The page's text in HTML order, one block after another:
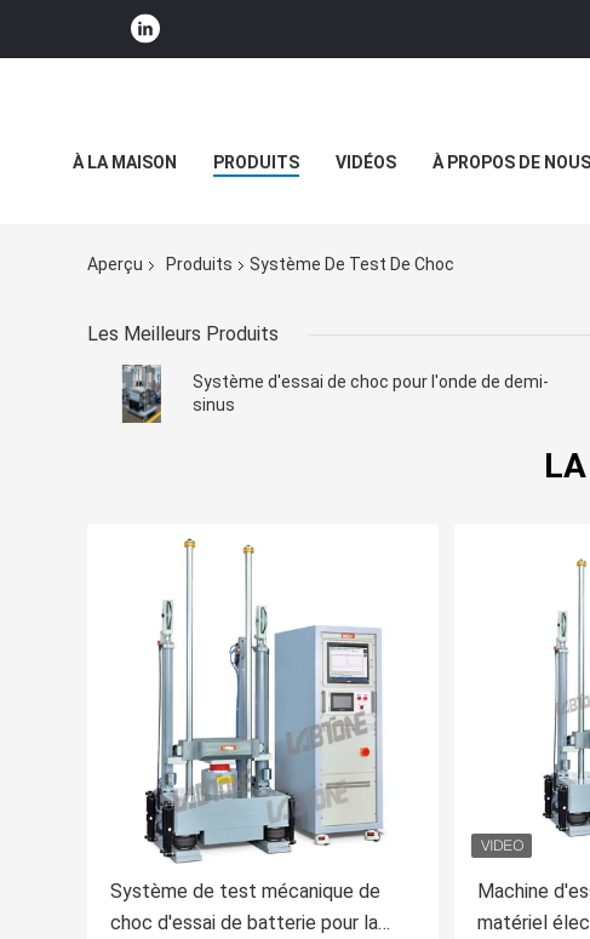
À LA MAISON PRODUITS VIDÉOS À PROPOS DE NOUS
Aperçu Produits Système De Test De Choc
Les Meilleurs Produits
Système d'essai de choc pour l'onde de demi-
sinus
Système de test mécanique de
choc d'essai de batterie pour la
Machine
matériel